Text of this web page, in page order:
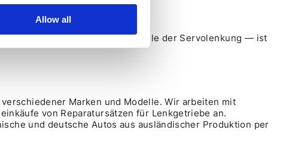
Allow all
behoben werden.
Lager, oder verunreinigte Teile der Servolenkung — ist
Marken und Modelle. Wir arbeiten mit
von Reparatursätzen für Lenkgetriebe an.
und deutsche Autos aus ausländischer Produktion per